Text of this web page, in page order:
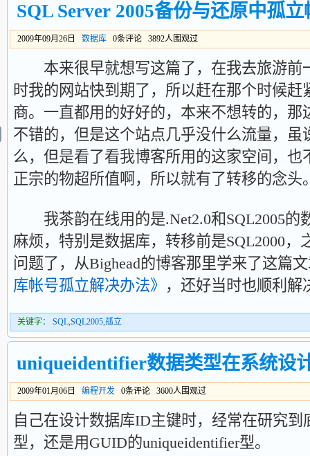
SQL Server 2005备份与还原中孤
2009年09月26日 数据库 0条评论 3892人围观过
本来很早就想写这篇了，在我去旅游前
时我的网站快到期了，所以赶在那个时候赶
商。一直都用的好好的，本来不想转的，那
不错的，但是这个站点几乎没什么流量，虽
么，但是看了看我博客所用的这家空间，也
正宗的物超所值啊，所以就有了转移的念头
我茶韵在线用的是.Net2.0和SQL2005的
麻烦，特别是数据库，转移前是SQL2000，
问题了，从Bighead的博客那里学来了这篇
库帐号孤立解决办法》 ，还好当时也顺利解
关键字： SQL,SQL2005,孤立
uniqueidentifier数据类型在系统设
2009年01月06日 编程开发 0条评论 3600人围观过
自己在设计数据库ID主键时，经常在研究
型，还是用GUID的uniqueidentifier型。